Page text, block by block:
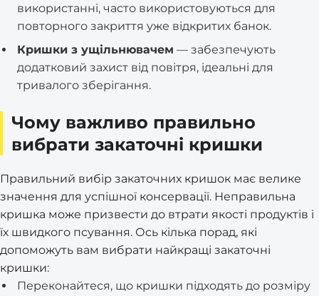
використанні, часто використовуються для
повторного закриття уже відкритих банок.
Кришки з ущільнювачем — забезпечують
додатковий захист від повітря, ідеальні для
тривалого зберігання.
Чому важливо правильно
вибрати закаточні кришки
Правильний вибір закаточних кришок має велике
значення для успішної консервації. Неправильна
кришка може призвести до втрати якості продуктів і
їх швидкого псування. Ось кілька порад, які
допоможуть вам вибрати найкращі закаточні
кришки:
Переконайтеся, що кришки підходять до розміру